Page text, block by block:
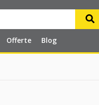
Offerte Blog